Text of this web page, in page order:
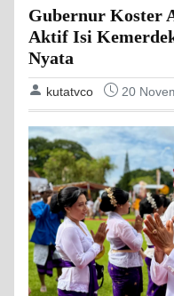
Gubernur Koster
Aktif Isi
Nyata
kutatvco 20